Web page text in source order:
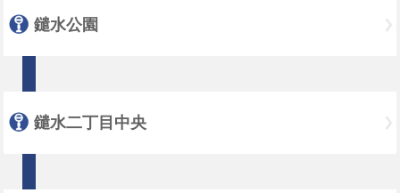
鑓水公園
鑓水二丁目中央